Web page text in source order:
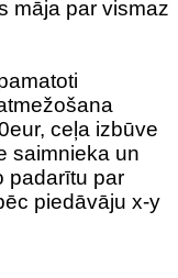
māja par vismaz
ceļa izbūve
saimnieka un
padarītu par
piedāvāju x-y